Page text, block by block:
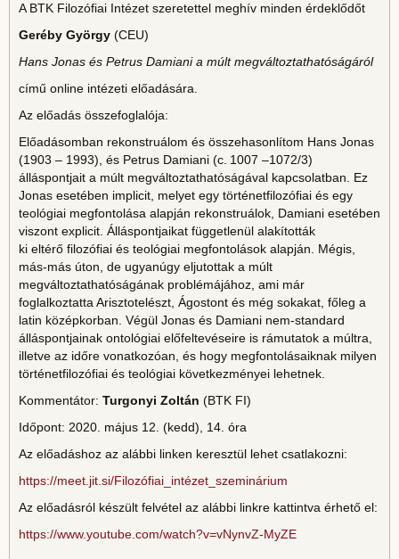
A BTK Filozófiai Intézet szeretettel meghív minden érdeklődőt
Geréby György (CEU)
Hans Jonas és Petrus Damiani a múlt megváltoztathatóságáról
című online intézeti előadására.
Az előadás összefoglalója:
Előadásomban rekonstruálom és összehasonlítom Hans Jonas
(1903 – 1993), és Petrus Damiani (c. 1007 –1072/3)
álláspontjait a múlt megváltoztathatóságával kapcsolatban. Ez
Jonas esetében implicit, melyet egy történetfilozófiai és egy
teológiai megfontolása alapján rekonstruálok, Damiani esetében
viszont explicit. Álláspontjaikat függetlenül alakították
ki eltérő filozófiai és teológiai megfontolások alapján. Mégis,
más-más úton, de ugyanúgy eljutottak a múlt
megváltoztathatóságának problémájához, ami már
foglalkoztatta Arisztotelészt, Ágostont és még sokakat, főleg a
latin középkorban. Végül Jonas és Damiani nem-standard
álláspontjainak ontológiai előfeltevéseire is rámutatok a múltra,
illetve az időre vonatkozóan, és hogy megfontolásaiknak milyen
történetfilozófiai és teológiai következményei lehetnek.
Kommentátor: Turgonyi Zoltán (BTK FI)
Időpont: 2020. május 12. (kedd), 14. óra
Az előadáshoz az alábbi linken keresztül lehet csatlakozni:
https://meet.jit.si/Filozófiai_intézet_szeminárium
Az előadásról készült felvétel az alábbi linkre kattintva érhető el:
https://www.youtube.com/watch?v=vNynvZ-MyZE